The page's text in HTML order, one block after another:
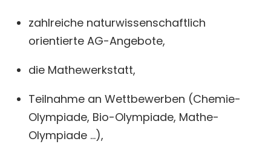
zahlreiche naturwissenschaftlich
orientierte AG-Angebote,
die Mathewerkstatt,
Teilnahme an Wettbewerben (Chemie-
Olympiade, Bio-Olympiade, Mathe-
Olympiade …),